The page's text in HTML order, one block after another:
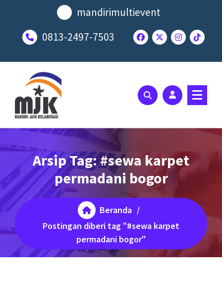
mandirimultievent
0813-2497-7503
Arsip Tag: #sewa karpet
permadani bogor
Beranda /
Postingan diberi tag "#sewa karpet
permadani bogor"